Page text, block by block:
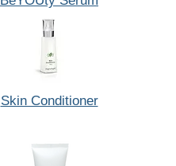
Opulence
Skin Conditioner